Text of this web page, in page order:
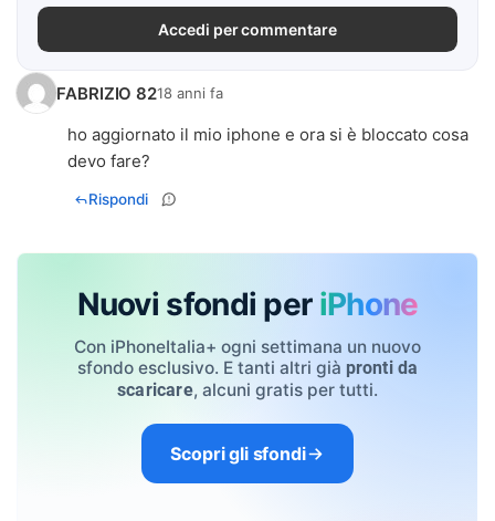
Accedi per commentare
FABRIZIO 8218 anni fa
ho aggiornato il mio iphone e ora si è bloccato cosa
devo fare?
Rispondi
Nuovi sfondi per iPhone
Con iPhoneItalia+ ogni settimana un nuovo
sfondo esclusivo. E tanti altri già pronti da
scaricare, alcuni gratis per tutti.
Scopri gli sfondi